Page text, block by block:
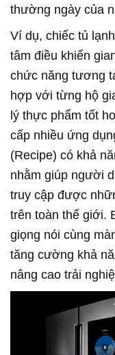
thường ngày của
Ví dụ, chiếc tủ
tâm điều khiển
chức năng tương
hợp với từng hộ
lý thực phẩm tốt
cấp nhiều ứng
(Recipe) có khả
nhằm giúp người
truy cập được
trên toàn thế giới.
giọng nói cùng
tăng cường khả
nâng cao trải